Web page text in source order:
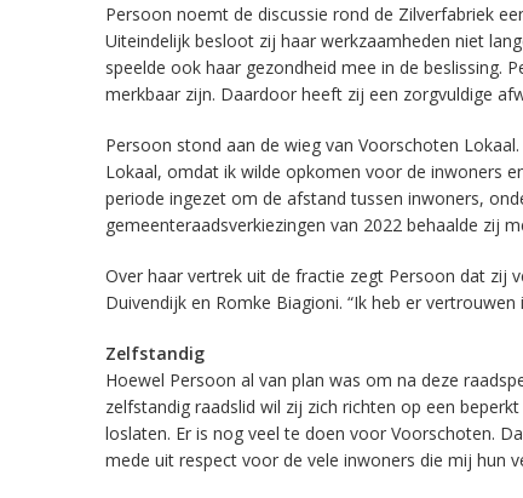
Persoon noemt de discussie rond de Zilverfabriek
Uiteindelijk besloot zij haar werkzaamheden niet
speelde ook haar gezondheid mee in de beslissing.
merkbaar zijn. Daardoor heeft zij een zorgvuldige
Persoon stond aan de wieg van Voorschoten
Lokaal, omdat ik wilde opkomen voor de inwoners
periode ingezet om de afstand tussen inwoners,
gemeenteraadsverkiezingen van 2022 behaalde zij
Over haar vertrek uit de fractie zegt Persoon dat zij
Duivendijk en Romke Biagioni. “Ik heb er
Zelfstandig
Hoewel Persoon al van plan was om na deze
zelfstandig raadslid wil zij zich richten op een
loslaten. Er is nog veel te doen voor Voorschoten.
mede uit respect voor de vele inwoners die mij hun